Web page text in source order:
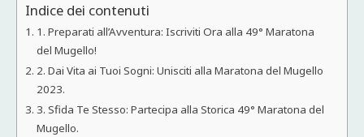
Indice dei contenuti
1. Preparati all’Avventura: Iscriviti Ora alla 49° Maratona
del Mugello!
2. Dai Vita ai Tuoi Sogni: Unisciti alla Maratona del Mugello
2023.
3. Sfida Te Stesso: Partecipa alla Storica 49° Maratona del
Mugello.